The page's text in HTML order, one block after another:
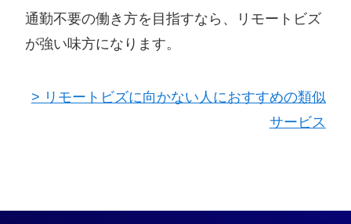
通勤不要の働き方を目指すなら、リモートビズ
が強い味方になります。
> リモートビズに向かない人におすすめの類似
サービス